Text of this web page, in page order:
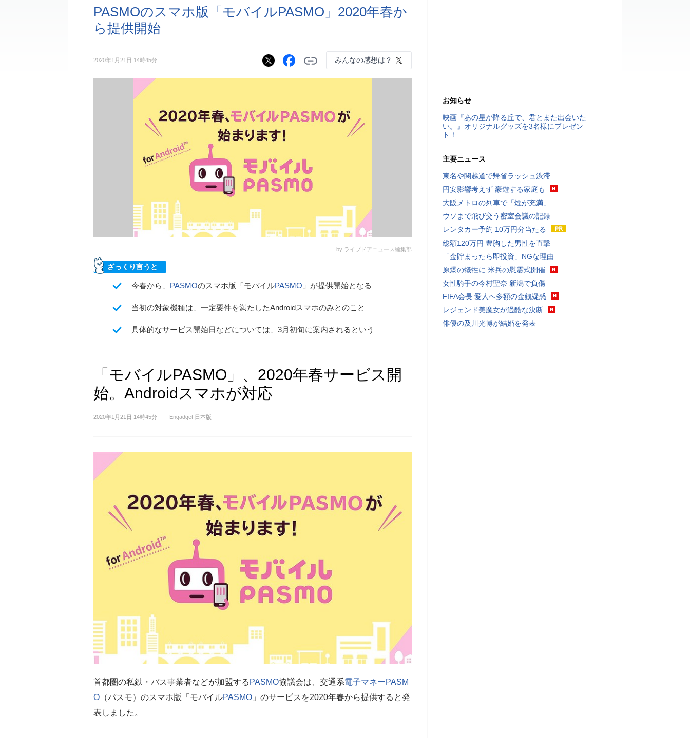
PASMOのスマホ版「モバイルPASMO」2020年春か
ら提供開始
2020年1月21日 14時45分 みんなの感想は？
by ライブドアニュース編集部
ざっくり言うと
今春から、 PASMOのスマホ版「モバイルPASMO 」が提供開始となる
当初の対象機種は、一定要件を満たしたAndroidスマホのみとのこと
具体的なサービス開始日などについては、3月初旬に案内されるという
「モバイルPASMO」、2020年春サービス開
始。Androidスマホが対応
2020年1月21日 14時45分 Engadget 日本版
首都圏の私鉄・バス事業者などが加盟する PASMO協議会は、交通系電子マネーPASM
O （パスモ）のスマホ版「モバイルPASMO 」のサービスを2020年春から提供すると発
表しました。
お知らせ
映画『あの星が降る丘で、君とまた出会いた
い。』オリジナルグッズを3名様にプレゼン
ト！
主要ニュース
東名や関越道で帰省ラッシュ渋滞
円安影響考えず 豪遊する家庭も
大阪メトロの列車で「煙が充満」
ウソまで飛び交う密室会議の記録
レンタカー予約 10万円分当たる
総額120万円 豊胸した男性を直撃
「金貯まったら即投資」NGな理由
原爆の犠牲に 米兵の慰霊式開催
女性騎手の今村聖奈 新潟で負傷
FIFA会長 愛人へ多額の金銭疑惑
レジェンド美魔女が過酷な決断
俳優の及川光博が結婚を発表